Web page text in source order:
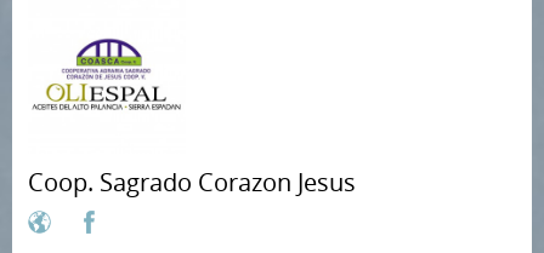
Coop. Sagrado Corazon Jesus